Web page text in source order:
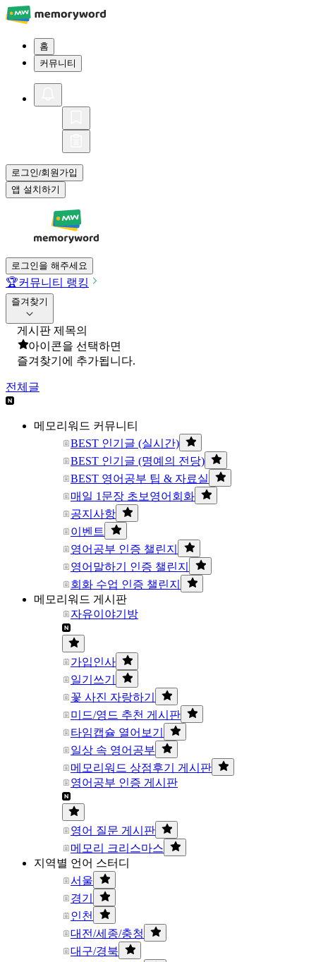
홈
커뮤니티
로그인/회원가입
앱 설치하기
로그인을 해주세요
🏆커뮤니티 랭킹
즐겨찾기
게시판 제목의
아이콘을 선택하면
즐겨찾기에 추가됩니다.
전체글
메모리워드 커뮤니티
BEST 인기글 (실시간)
BEST 인기글 (명예의 전당)
BEST 영어공부 팁 & 자료실
매일 1문장 초보영어회화
공지사항
이벤트
영어공부 인증 챌린지
영어말하기 인증 챌린지
회화 수업 인증 챌린지
메모리워드 게시판
자유이야기방
가입인사
일기쓰기
꽃 사진 자랑하기
미드/영드 추천 게시판
타임캡슐 열어보기
일상 속 영어공부
메모리워드 상점후기 게시판
영어공부 인증 게시판
영어 질문 게시판
메모리 크리스마스
지역별 언어 스터디
서울
경기
인천
대전/세종/충청
대구/경북